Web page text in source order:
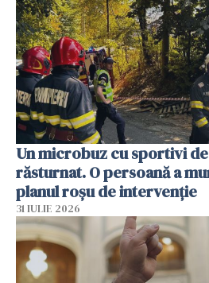
Un microbuz cu sportivi de
răsturnat. O persoană a
planul roșu de intervenție
31 IULIE 2026